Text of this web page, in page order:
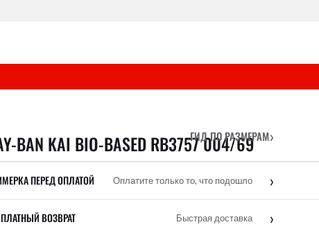
BAN KAI BIO-BASED RB3757 004/69
ГИД ПО РАЗМЕРАМ›
ПЕРЕД ОПЛАТОЙ Оплатите только то, что подошло ›
ВОЗВРАТ Быстрая доставка ›